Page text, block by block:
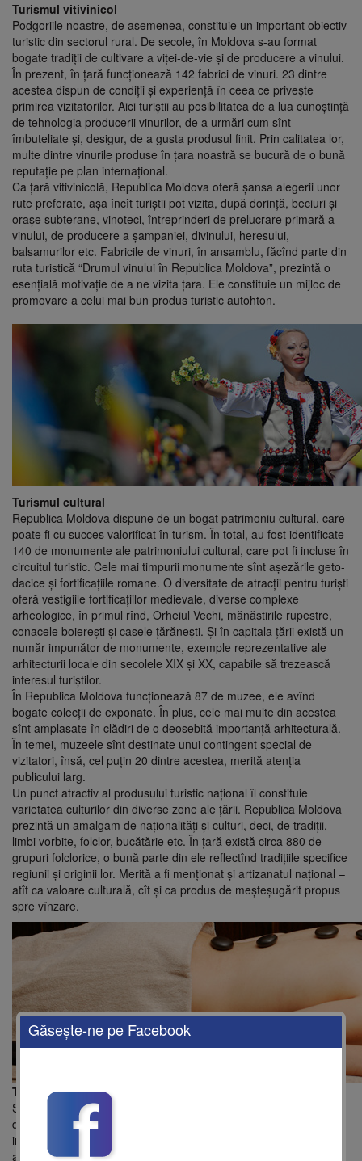
Turismul vitivinicol
Podgoriile noastre, de asemenea, constituie un important obiectiv
turistic din sectorul rural. De secole, în Moldova s-au format
bogate tradiţii de cultivare a viţei-de-vie şi de producere a vinului.
În prezent, în ţară funcţionează 142 fabrici de vinuri. 23 dintre
acestea dispun de condiţii şi experienţă în ceea ce priveşte
primirea vizitatorilor. Aici turiştii au posibilitatea de a lua cunoştinţă
de tehnologia producerii vinurilor, de a urmări cum sînt
îmbuteliate şi, desigur, de a gusta produsul finit. Prin calitatea lor,
multe dintre vinurile produse în ţara noastră se bucură de o bună
reputaţie pe plan internaţional.
Ca ţară vitivinicolă, Republica Moldova oferă şansa alegerii unor
rute preferate, aşa încît turiştii pot vizita, după dorinţă, beciuri şi
oraşe subterane, vinoteci, întreprinderi de prelucrare primară a
vinului, de producere a şampaniei, divinului, heresului,
balsamurilor etc. Fabricile de vinuri, în ansamblu, făcînd parte din
ruta turistică “Drumul vinului în Republica Moldova”, prezintă o
esenţială motivaţie de a ne vizita ţara. Ele constituie un mijloc de
promovare a celui mai bun produs turistic autohton.
Turismul cultural
Republica Moldova dispune de un bogat patrimoniu cultural, care
poate fi cu succes valorificat în turism. În total, au fost identificate
140 de monumente ale patrimoniului cultural, care pot fi incluse în
circuitul turistic. Cele mai timpurii monumente sînt aşezările geto-
dacice şi fortificaţiile romane. O diversitate de atracţii pentru turişti
oferă vestigiile fortificaţiilor medievale, diverse complexe
arheologice, în primul rînd, Orheiul Vechi, mănăstirile rupestre,
conacele boiereşti şi casele ţărăneşti. Şi în capitala ţării există un
număr impunător de monumente, exemple reprezentative ale
arhitecturii locale din secolele XIX şi XX, capabile să trezească
interesul turiştilor.
În Republica Moldova funcţionează 87 de muzee, ele avînd
bogate colecţii de exponate. În plus, cele mai multe din acestea
sînt amplasate în clădiri de o deosebită importanţă arhitecturală.
În temei, muzeele sînt destinate unui contingent special de
vizitatori, însă, cel puţin 20 dintre acestea, merită atenţia
publicului larg.
Un punct atractiv al produsului turistic naţional îl constituie
varietatea culturilor din diverse zone ale ţării. Republica Moldova
prezintă un amalgam de naţionalităţi şi culturi, deci, de tradiţii,
limbi vorbite, folclor, bucătărie etc. În ţară există circa 880 de
grupuri folclorice, o bună parte din ele reflectînd tradiţiile specifice
regiunii şi originii lor. Merită a fi menţionat şi artizanatul naţional –
atît ca valoare culturală, cît şi ca produs de meşteşugărit propus
spre vînzare.
Turismul de sănătate
Staţiunile balneoclimaterice din Republica Moldova, ar putea
deveni un substanţial produs turistic balneoclimateric de nivel
internaţional, cu condiţia creării în jurul lor a unei infrastructuri
adecvate.
Găseşte-ne pe Facebook